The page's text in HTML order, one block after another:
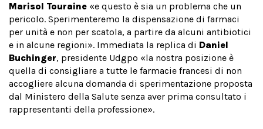
Marisol Touraine «e questo è sia un problema che un
pericolo. Sperimenteremo la dispensazione di farmaci
per unità e non per scatola, a partire da alcuni antibiotici
e in alcune regioni». Immediata la replica di Daniel
Buchinger, presidente Udgpo «la nostra posizione è
quella di consigliare a tutte le farmacie francesi di non
accogliere alcuna domanda di sperimentazione proposta
dal Ministero della Salute senza aver prima consultato i
rappresentanti della professione».